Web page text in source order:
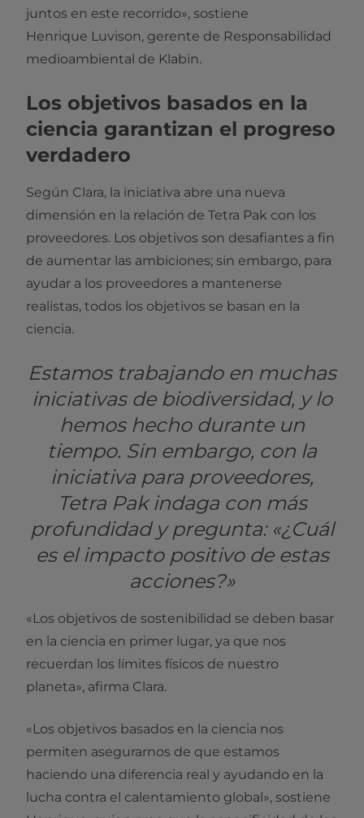
juntos en este recorrido», sostiene
Henrique Luvison, gerente de Responsabilidad
medioambiental de Klabin.
Los objetivos basados en la
ciencia garantizan el progreso
verdadero
Según Clara, la iniciativa abre una nueva
dimensión en la relación de Tetra Pak con los
proveedores. Los objetivos son desafiantes a fin
de aumentar las ambiciones; sin embargo, para
ayudar a los proveedores a mantenerse
realistas, todos los objetivos se basan en la
ciencia.
Estamos trabajando en muchas
iniciativas de biodiversidad, y lo
hemos hecho durante un
tiempo. Sin embargo, con la
iniciativa para proveedores,
Tetra Pak indaga con más
profundidad y pregunta: «¿Cuál
es el impacto positivo de estas
acciones?»
«Los objetivos de sostenibilidad se deben basar
en la ciencia en primer lugar, ya que nos
recuerdan los límites físicos de nuestro
planeta», afirma Clara.
«Los objetivos basados en la ciencia nos
permiten asegurarnos de que estamos
haciendo una diferencia real y ayudando en la
lucha contra el calentamiento global», sostiene